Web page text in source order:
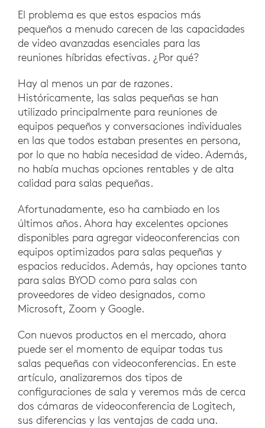
El problema es que estos espacios más
pequeños a menudo carecen de las capacidades
de video avanzadas esenciales para las
reuniones híbridas efectivas. ¿Por qué?
Hay al menos un par de razones.
Históricamente, las salas pequeñas se han
utilizado principalmente para reuniones de
equipos pequeños y conversaciones individuales
en las que todos estaban presentes en persona,
por lo que no había necesidad de video. Además,
no había muchas opciones rentables y de alta
calidad para salas pequeñas.
Afortunadamente, eso ha cambiado en los
últimos años. Ahora hay excelentes opciones
disponibles para agregar videoconferencias con
equipos optimizados para salas pequeñas y
espacios reducidos. Además, hay opciones tanto
para salas BYOD como para salas con
proveedores de video designados, como
Microsoft, Zoom y Google.
Con nuevos productos en el mercado, ahora
puede ser el momento de equipar todas tus
salas pequeñas con videoconferencias. En este
artículo, analizaremos dos tipos de
configuraciones de sala y veremos más de cerca
dos cámaras de videoconferencia de Logitech,
sus diferencias y las ventajas de cada una.